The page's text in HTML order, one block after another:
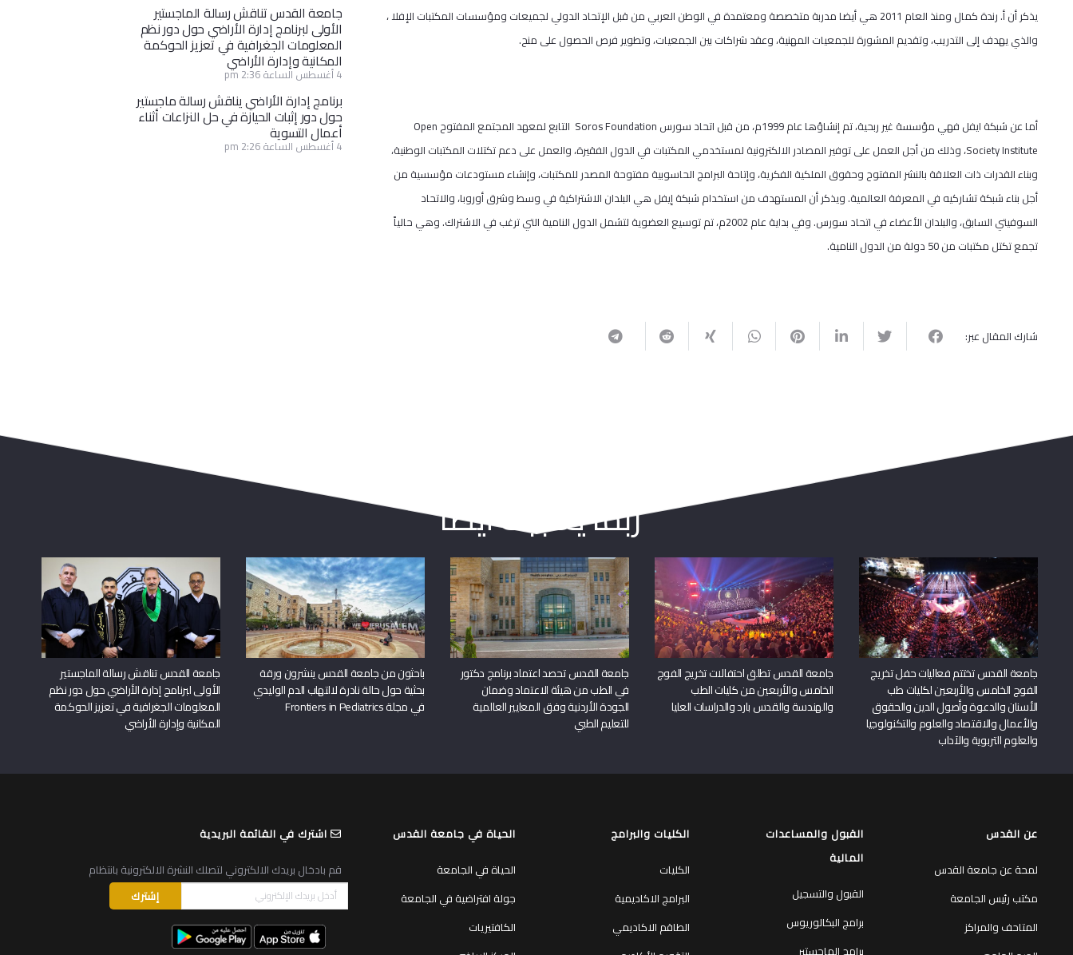
يذكر أن أ. رندة كمال ومنذ العام 2011 هي أيضا مدربة متخصصة ومعتمدة في الوطن العربي من قبل الإتحاد الدولي لجميعات ومؤسسات المكتبات الإفلا ،
والذي يهدف إلى التدريب، وتقديم المشورة للجمعيات المهنية، وعقد شراكات بين الجمعيات، وتطوير فرص الحصول على منح.
أما عن شبكة ايفل فهي مؤسسة غير ربحية، تم إنشاؤها عام 1999م، من قبل اتحاد سورس Soros Foundation التابع لمعهد المجتمع المفتوح Open
Society Institute، وذلك من أجل العمل على توفير المصادر الالكترونية لمستخدمي المكتبات في الدول الفقيرة، والعمل على دعم تكتلات المكتبات الوطنية،
وبناء القدرات ذات العلاقة بالنشر المفتوح وحقوق الملكية الفكرية، وإتاحة البرامج الحاسوبية مفتوحة المصدر للمكتبات، وإنشاء مستودعات مؤسسية من
أجل بناء شبكة تشاركيه في المعرفة العالمية. ويذكر أن المستهدف من استخدام شبكة إيفل هي البلدان الاشتراكية في وسط وشرق أوروبا، والاتحاد
السوفيتي السابق، والبلدان الأعضاء في اتحاد سورس. وفي بداية عام 2002م، تم توسيع العضوية لتشمل الدول النامية التي ترغب في الاشتراك. وهي حالياً
تجمع تكتل مكتبات من 50 دولة من الدول النامية.
شارك المقال عبر:
جامعة القدس تناقش رسالة الماجستير
الأولى لبرنامج إدارة الأراضي حول دور نظم
المعلومات الجغرافية في تعزيز الحوكمة
المكانية وإدارة الأراضي
4 أغسطس الساعة 2:36 pm
برنامج إدارة الأراضي يناقش رسالة ماجستير
حول دور إثبات الحيازة في حل النزاعات أثناء
أعمال التسوية
4 أغسطس الساعة 2:26 pm
ربما يعجبك أيضا
جامعة القدس تختتم فعاليات حفل تخريج
الفوج الخامس والأربعين لكليات طب
الأسنان والدعوة وأصول الدين والحقوق
والأعمال والاقتصاد والعلوم والتكنولوجيا
والعلوم التربوية والآداب
جامعة القدس تطلق احتفالات تخريج الفوج
الخامس والأربعين من كليات الطب
والهندسة والقدس بارد والدراسات العليا
جامعة القدس تحصد اعتماد برنامج دكتور
في الطب من هيئة الاعتماد وضمان
الجودة الأردنية وفق المعايير العالمية
للتعليم الطبي
باحثون من جامعة القدس ينشرون ورقة
بحثية حول حالة نادرة لالتهاب الدم الوليدي
في مجلة Frontiers in Pediatrics
جامعة القدس تناقش رسالة الماجستير
الأولى لبرنامج إدارة الأراضي حول دور نظم
المعلومات الجغرافية في تعزيز الحوكمة
المكانية وإدارة الأراضي
عن القدس
لمحة عن جامعة القدس
مكتب رئيس الجامعة
المتاحف والمراكز
القبول والمساعدات
المالية
القبول والتسجيل
برامج البكالوريوس
برامج الماجستير
الكليات والبرامج
الكليات
البرامج الاكاديمية
الطاقم الاكاديمي
الحياة في جامعة القدس
الحياة في الجامعة
جولة افتراضية في الجامعة
الكافتيريات
اشترك في القائمة البريدية
قم بادخال بريدك الالكتروني لتصلك النشرة الالكترونية بانتظام